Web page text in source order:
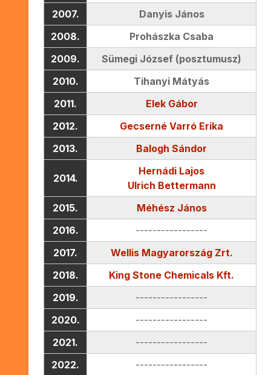
2007.
Danyis János
2008.
Prohászka Csaba
2009.
Sümegi József (posztumusz)
2010.
Tihanyi Mátyás
2011.
Elek Gábor
2012.
Gecserné Varró Erika
2013.
Balogh Sándor
2014.
Hernádi Lajos
Ulrich Bettermann
2015.
Méhész János
2016.
-----------------
2017.
Wellis Magyarország Zrt.
2018.
King Stone Chemicals Kft.
2019.
-----------------
2020.
-----------------
2021.
-----------------
2022.
-----------------